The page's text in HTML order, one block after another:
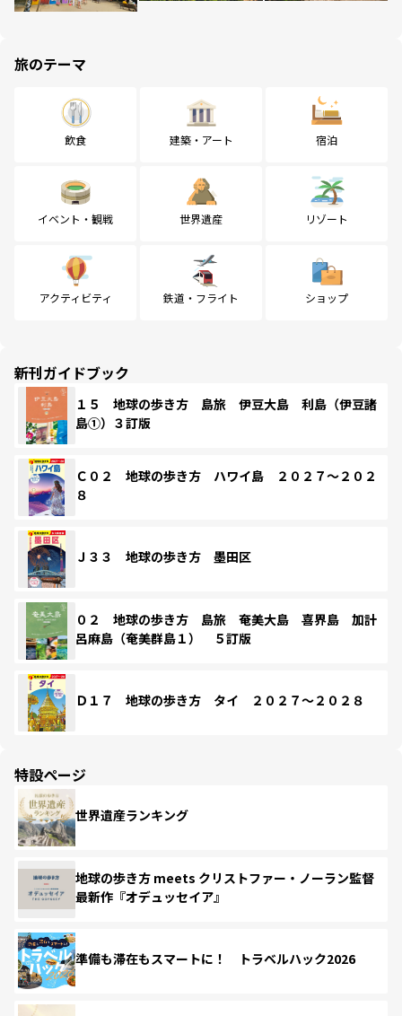
旅のテーマ
飲食 建築・アート 宿泊
イベント・観戦 世界遺産 リゾート
アクティビティ 鉄道・フライト ショップ
新刊ガイドブック
１５ 地球の歩き方 島旅 伊豆大島 利島（伊豆諸
島①）３訂版
Ｃ０２ 地球の歩き方 ハワイ島 ２０２７～２０２
８
Ｊ３３ 地球の歩き方 墨田区
０２ 地球の歩き方 島旅 奄美大島 喜界島 加計
呂麻島（奄美群島１） ５訂版
Ｄ１７ 地球の歩き方 タイ ２０２７～２０２８
特設ページ
世界遺産ランキング
地球の歩き方 meets クリストファー・ノーラン監督
最新作『オデュッセイア』
準備も滞在もスマートに！ トラベルハック2026